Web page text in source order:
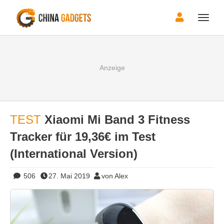
Toggle
TEST Xiaomi Mi Band 3 Fitness
Tracker für 19,36€ im Test
(International Version)
506 27. Mai 2019 von Alex